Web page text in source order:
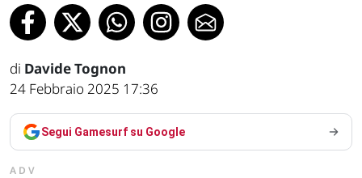
di Davide Tognon
24 Febbraio 2025 17:36
Segui Gamesurf su Google
ADV